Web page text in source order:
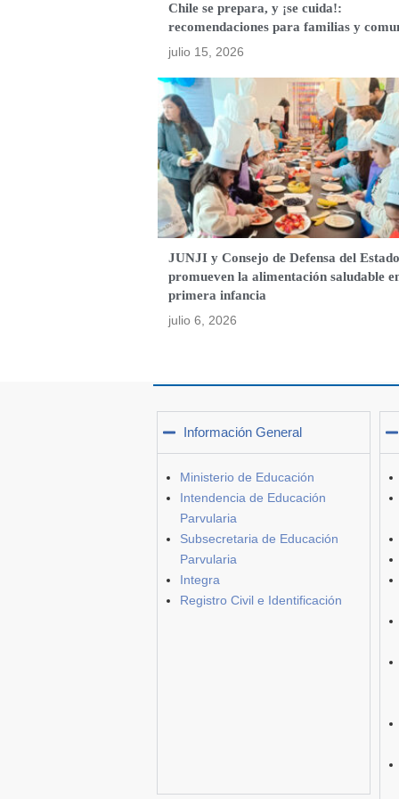
Chile se prepara, y ¡se cuida!:
recomendaciones para familias y
julio 15, 2026
JUNJI y Consejo de Defensa del Estado
promueven la alimentación saludable
primera infancia
julio 6, 2026
Información General
Ministerio de Educación
Intendencia de Educación
Parvularia
Subsecretaria de Educación
Parvularia
Integra
Registro Civil e Identificación